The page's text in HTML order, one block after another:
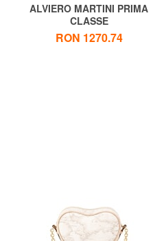
ALVIERO MARTINI PRIMA
CLASSE
GEO CLASSIC Geantă mare
de cumpărături
RON 1270.74